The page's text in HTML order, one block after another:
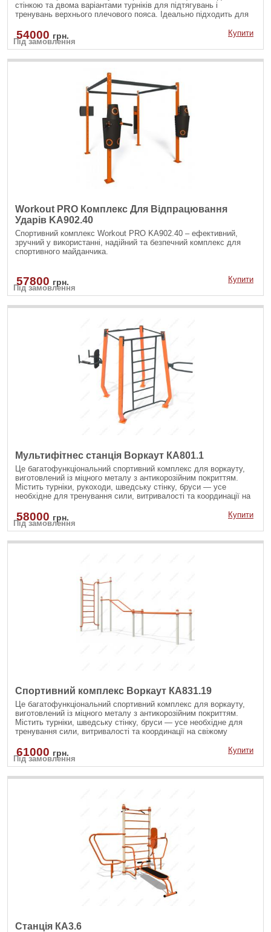
стінкою та двома варіантами турніків для підтягувань і
тренувань верхнього плечового пояса. Ідеально підходить для
Під замовлення
54000 грн. Купити
Workout PRO Комплекс Для Відпрацювання
Ударів KА902.40
Спортивний комплекс Workout PRO KА902.40 – ефективний,
зручний у використанні, надійний та безпечний комплекс для
спортивного майданчика.
Під замовлення
57800 грн. Купити
Мультифітнес станція Воркаут КА801.1
Це багатофункціональний спортивний комплекс для воркауту,
виготовлений із міцного металу з антикорозійним покриттям.
Містить турніки, рукоходи, шведську стінку, бруси — усе
необхідне для тренування сили, витривалості та координації на
і підлітків.
Під замовлення
58000 грн. Купити
Спортивний комплекс Воркаут КА831.19
Це багатофункціональний спортивний комплекс для воркауту,
виготовлений із міцного металу з антикорозійним покриттям.
Містить турніки, шведську стінку, бруси — усе необхідне для
тренування сили, витривалості та координації на свіжому
підлітків.
Під замовлення
61000 грн. Купити
Станція КА3.6